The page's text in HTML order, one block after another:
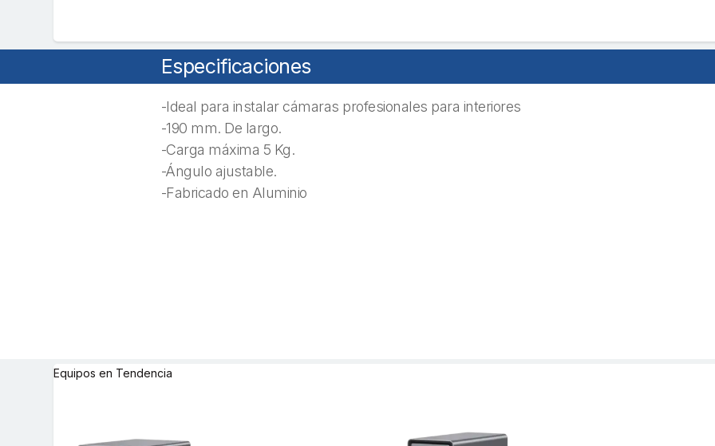
Especificaciones
-Ideal para instalar cámaras profesionales para interiores
-190 mm. De largo.
-Carga máxima 5 Kg.
-Ángulo ajustable.
-Fabricado en Aluminio
Equipos en Tendencia